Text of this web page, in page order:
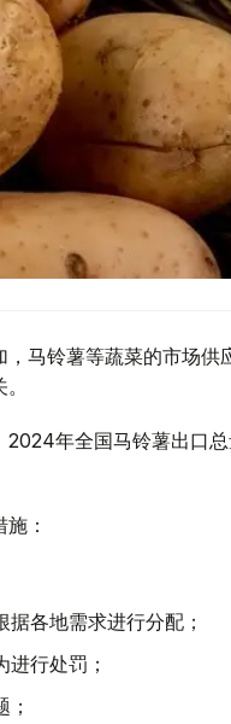
马铃薯等蔬菜的市场供
年全国马铃薯出口
：
各地需求进行分配；
行处罚；